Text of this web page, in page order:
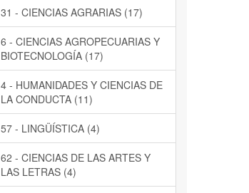
31 - CIENCIAS AGRARIAS (17)
6 - CIENCIAS AGROPECUARIAS Y
BIOTECNOLOGÍA (17)
4 - HUMANIDADES Y CIENCIAS DE
LA CONDUCTA (11)
57 - LINGÜÍSTICA (4)
62 - CIENCIAS DE LAS ARTES Y
LAS LETRAS (4)